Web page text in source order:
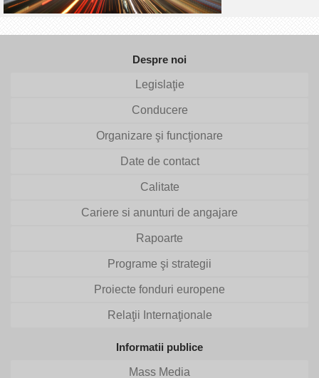
Despre noi
Legislaţie
Conducere
Organizare şi funcţionare
Date de contact
Calitate
Cariere si anunturi de angajare
Rapoarte
Programe şi strategii
Proiecte fonduri europene
Relaţii Internaţionale
Informatii publice
Mass Media